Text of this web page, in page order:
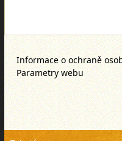
Informace o ochraně
Parametry webu